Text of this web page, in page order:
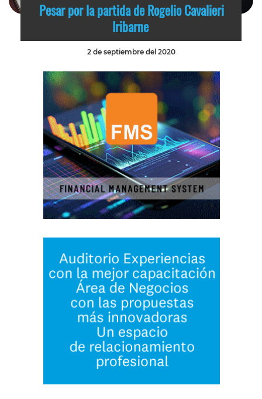
Pesar por la partida de Rogelio Cavalieri
Iribarne
2 de septiembre del 2020